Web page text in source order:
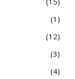
1
12
3
4